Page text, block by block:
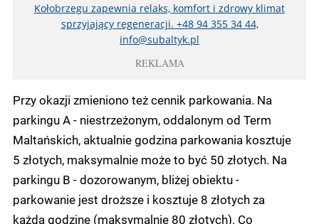
Kołobrzegu zapewnia relaks, komfort i zdrowy klimat
sprzyjający regeneracji. +48 94 355 34 44,
info@subaltyk.pl
REKLAMA
Przy okazji zmieniono też cennik parkowania. Na
parkingu A - niestrzeżonym, oddalonym od Term
Maltańskich, aktualnie godzina parkowania kosztuje
5 złotych, maksymalnie może to być 50 złotych. Na
parkingu B - dozorowanym, bliżej obiektu -
parkowanie jest droższe i kosztuje 8 złotych za
każdą godzinę (maksymalnie 80 złotych). Co